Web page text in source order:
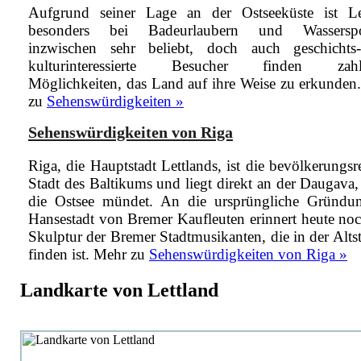
Aufgrund seiner Lage an der Ostseeküste ist
besonders bei Badeurlaubern und
inzwischen sehr beliebt, doch auch
kulturinteressierte Besucher finden
Möglichkeiten, das Land auf ihre Weise zu
zu Sehenswürdigkeiten »
Sehenswürdigkeiten von Riga
Riga, die Hauptstadt Lettlands, ist die
Stadt des Baltikums und liegt direkt an der
die Ostsee mündet. An die ursprüngliche
Hansestadt von Bremer Kaufleuten erinnert heute
Skulptur der Bremer Stadtmusikanten, die in der
finden ist. Mehr zu Sehenswürdigkeiten von Riga »
Landkarte von Lettland